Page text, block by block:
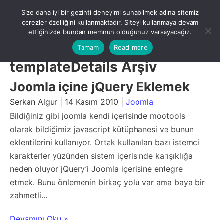
content
Menu
templateDetails Arşiv
Joomla içine jQuery Eklemek
Serkan Algur | 14 Kasım 2010 | Joomla
Bildiğiniz gibi joomla kendi içerisinde mootools
olarak bildiğimiz javascript kütüphanesi ve bunun
eklentilerini kullanıyor. Ortak kullanılan bazı istemci
karakterler yüzünden sistem içerisinde karışıklığa
neden oluyor jQuery’i Joomla içerisine entegre
etmek. Bunu önlemenin birkaç yolu var ama baya bir
zahmetli...
Size daha iyi bir gezinti deneyimi sunabilmek adına sitemiz
çerezler özelliğini kullanmaktadır. Siteyi kullanmaya devam
ettiğinizde bundan memnun olduğunuz varsayacağız.
Tamam
Read more